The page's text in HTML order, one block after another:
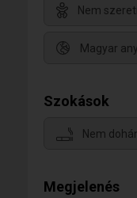
Nem
Magyar
Szokások
Nem
Megjelenés